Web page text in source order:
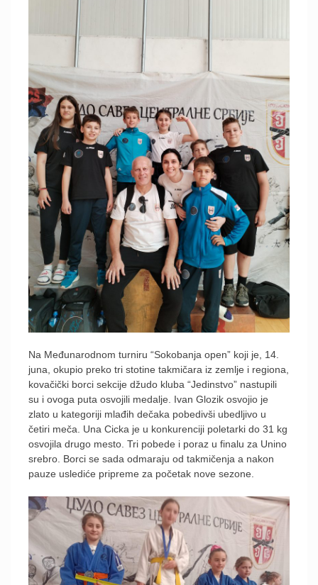
Na Međunarodnom turniru “Sokobanja open” koji je, 14.
juna, okupio preko tri stotine takmičara iz zemlje i regiona,
kovačički borci sekcije džudo kluba “Jedinstvo” nastupili
su i ovoga puta osvojili medalje. Ivan Glozik osvojio je
zlato u kategoriji mlađih dečaka pobedivši ubedljivo u
četiri meča. Una Cicka je u konkurenciji poletarki do 31 kg
osvojila drugo mesto. Tri pobede i poraz u finalu za Unino
srebro. Borci se sada odmaraju od takmičenja a nakon
pauze uslediće pripreme za početak nove sezone.